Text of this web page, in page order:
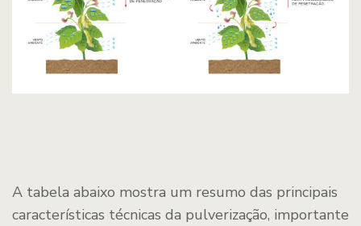
A tabela abaixo mostra um resumo das principais
características técnicas da pulverização, importante